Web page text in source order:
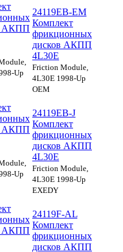
АКПП
Up
24119EB-EM
Комплект
фрикционных
дисков АКПП
4L30E
Friction Module,
4L30E 1998-Up
OEM
АКПП
Up
24119EB-J
Комплект
фрикционных
дисков АКПП
4L30E
Friction Module,
4L30E 1998-Up
EXEDY
АКПП
24119F-AL
Комплект
фрикционных
дисков АКПП